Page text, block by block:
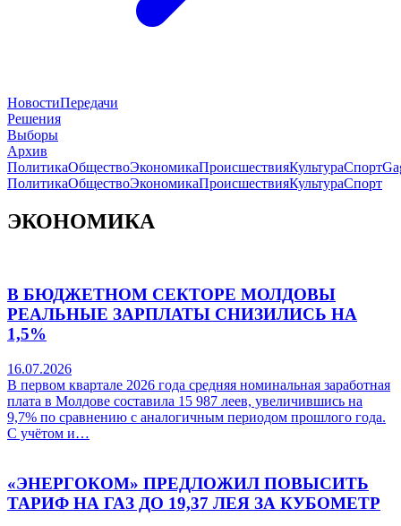
НовостиПередачи
Решения
Выборы
Архив
ПолитикаОбществоЭкономикаПроисшествияКультураСпорт
ПолитикаОбществоЭкономикаПроисшествияКультураСпорт
ЭКОНОМИКА
В БЮДЖЕТНОМ СЕКТОРЕ МОЛДОВЫ
РЕАЛЬНЫЕ ЗАРПЛАТЫ СНИЗИЛИСЬ НА
1,5%
16.07.2026
В первом квартале 2026 года средняя номинальная заработная
плата в Молдове составила 15 987 леев, увеличившись на
9,7% по сравнению с аналогичным периодом прошлого года.
С учётом и…
«ЭНЕРГОКОМ» ПРЕДЛОЖИЛ ПОВЫСИТЬ
ТАРИФ НА ГАЗ ДО 19,37 ЛЕЯ ЗА КУБОМЕТР